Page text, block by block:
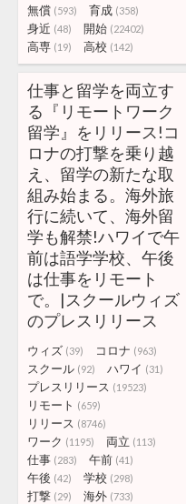
無償 (593) 育成 (358)
身近 (48) 開始 (22402)
高専 (19) 高校 (142)
仕事と留学を両立す
る『リモートワーク
留学』をリリース!コ
ロナの打撃を乗り越
え、留学の新たな取
組み始まる。海外旅
行に続いて、海外留
学も解禁!ハワイで午
前は語学学校、午後
は仕事をリモート
で。|スクールウィズ
のプレスリリース
ウィズ (39) コロナ (963)
スクール (92) ハワイ (31)
プレスリリース (19523)
リモート (659)
リリース (8746)
ワーク (1195) 両立 (113)
仕事 (283) 午前 (41)
午後 (42) 学校 (298)
打撃 (29) 海外 (733)